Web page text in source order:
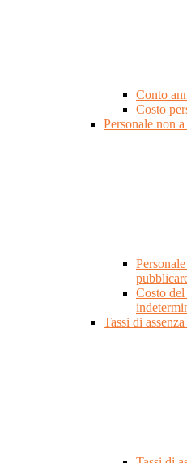
Conto
Costo
Personale non
Costo del
Tassi di assenza